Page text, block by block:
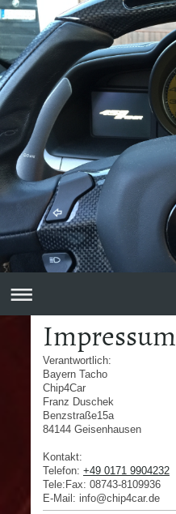
Impressum
Verantwortlich:
Bayern Tacho
Chip4Car
Franz Duschek
Benzstraße15a
84144 Geisenhausen
Kontakt:
Telefon: +49 0171 9904232
Tele:Fax: 08743-8109936
E-Mail: info@chip4car.de